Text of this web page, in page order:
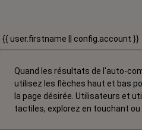
{{ user.firstname || config.account }}
Quand les résultats de l'auto-
utilisez les flèches haut et bas
la page désirée. Utilisateurs et
tactiles, explorez en touchant ou